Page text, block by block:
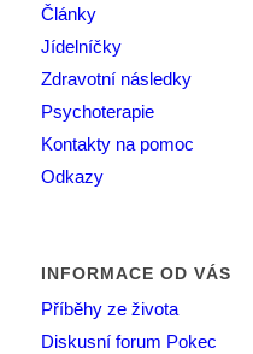
Články
Jídelníčky
Zdravotní následky
Psychoterapie
Kontakty na pomoc
Odkazy
INFORMACE OD VÁS
Příběhy ze života
Diskusní forum Pokec